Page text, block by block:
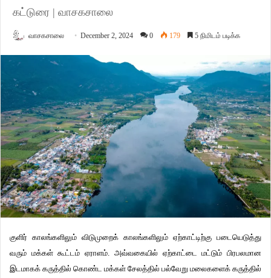
கட்டுரை | வாசகசாலை
வாசகசாலை December 2, 2024 0 179 5 நிமிடம் படிக்க
குளிர் காலங்களிலும் விடுமுறைக் காலங்களிலும் ஏற்காட்டிற்கு படையெடுத்து
வரும் மக்கள் கூட்டம் ஏராளம். அவ்வகையில் ஏற்காட்டை மட்டும் பிரபலமான
இடமாகக் கருத்தில் கொண்ட மக்கள் சேலத்தில் பல்வேறு மலைகளைக் கருத்தில்